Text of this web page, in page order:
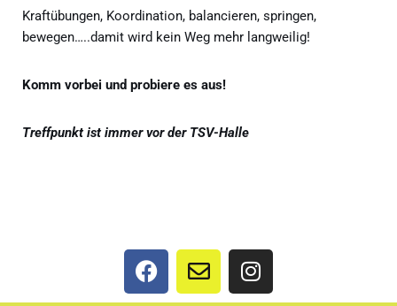
Kraftübungen, Koordination, balancieren, springen,
bewegen…..damit wird kein Weg mehr langweilig!
Komm vorbei und probiere es aus!
Treffpunkt ist immer vor der TSV-Halle